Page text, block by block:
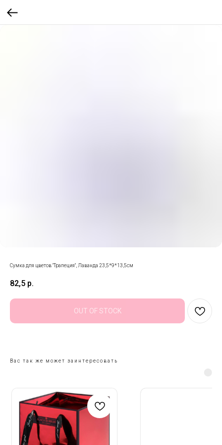
Сумка для цветов "Трапеция", Лаванда 23,5*9*13,5см
82,5 р.
OUT OF STOCK
Вас так же может заинтересовать